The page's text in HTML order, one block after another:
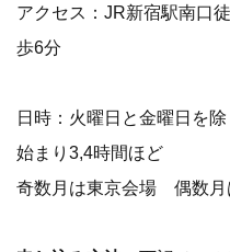
アクセス：JR新宿駅南口
歩6分
日時：火曜日と金曜日を
始まり3,4時間ほど
奇数月は東京会場 偶数月